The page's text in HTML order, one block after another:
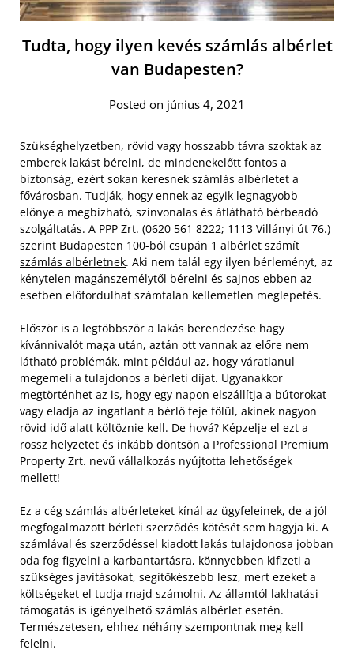
Tudta, hogy ilyen kevés számlás albérlet
van Budapesten?
Posted on június 4, 2021
Szükséghelyzetben, rövid vagy hosszabb távra szoktak az
emberek lakást bérelni, de mindenekelőtt fontos a
biztonság, ezért sokan keresnek számlás albérletet a
fővárosban. Tudják, hogy ennek az egyik legnagyobb
előnye a megbízható, színvonalas és átlátható bérbeadó
szolgáltatás. A PPP Zrt. (0620 561 8222; 1113 Villányi út 76.)
szerint Budapesten 100-ból csupán 1 albérlet számít
számlás albérletnek. Aki nem talál egy ilyen bérleményt, az
kénytelen magánszemélytől bérelni és sajnos ebben az
esetben előfordulhat számtalan kellemetlen meglepetés.
Először is a legtöbbször a lakás berendezése hagy
kívánnivalót maga után, aztán ott vannak az előre nem
látható problémák, mint például az, hogy váratlanul
megemeli a tulajdonos a bérleti díjat. Ugyanakkor
megtörténhet az is, hogy egy napon elszállítja a bútorokat
vagy eladja az ingatlant a bérlő feje fölül, akinek nagyon
rövid idő alatt költöznie kell. De hová? Képzelje el ezt a
rossz helyzetet és inkább döntsön a Professional Premium
Property Zrt. nevű vállalkozás nyújtotta lehetőségek
mellett!
Ez a cég számlás albérleteket kínál az ügyfeleinek, de a jól
megfogalmazott bérleti szerződés kötését sem hagyja ki. A
számlával és szerződéssel kiadott lakás tulajdonosa jobban
oda fog figyelni a karbantartásra, könnyebben kifizeti a
szükséges javításokat, segítőkészebb lesz, mert ezeket a
költségeket el tudja majd számolni. Az államtól lakhatási
támogatás is igényelhető számlás albérlet esetén.
Természetesen, ehhez néhány szempontnak meg kell
felelni.